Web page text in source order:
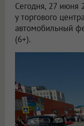
Сегодня, 27 июня
у торгового
автомобильный
(6+).